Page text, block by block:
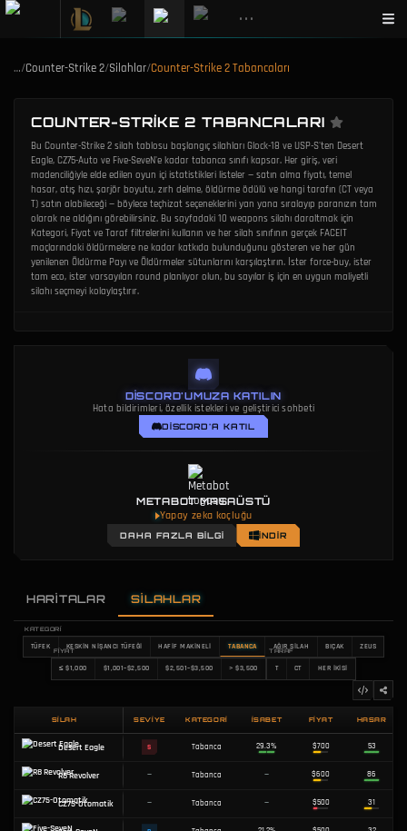
•••
…/Counter-Strike 2/Silahlar/Counter-Strike 2 Tabancaları
COUNTER-STRIKE 2 TABANCALARI
Bu Counter-Strike 2 silah tablosu başlangıç silahları Glock-18 ve USP-S'ten Desert
Eagle, CZ75-Auto ve Five-SeveN'e kadar tabanca sınıfı kapsar. Her giriş, veri
madenciliğiyle elde edilen oyun içi istatistikleri listeler — satın alma fiyatı, temel
hasar, atış hızı, şarjör boyutu, zırh delme, öldürme ödülü ve hangi tarafın (CT veya
T) satın alabileceği — böylece teçhizat seçeneklerini yan yana sıralayıp paranızın tam
olarak ne aldığını görebilirsiniz. Bu sayfadaki 10 weapons silahı daraltmak için
Kategori, Fiyat ve Taraf filtrelerini kullanın ve her silah sınıfının gerçek FACEIT
maçlarındaki öldürmelere ne kadar katkıda bulunduğunu gösteren ve her gün
yenilenen Öldürme Payı ve Öldürmeler sütunlarını karşılaştırın. İster force-buy, ister
tam eco, ister varsayılan round planlıyor olun, bu sayılar iş için en uygun maliyetli
silahı seçmeyi kolaylaştırır.
DISCORD'UMUZA KATILIN
Hata bildirimleri, özellik istekleri ve geliştirici sohbeti
DISCORD'A KATIL
METABOT MASAÜSTÜ
Yapay zeka koçluğu
DAHA FAZLA BILGI İNDIR
HARITALAR SILAHLAR